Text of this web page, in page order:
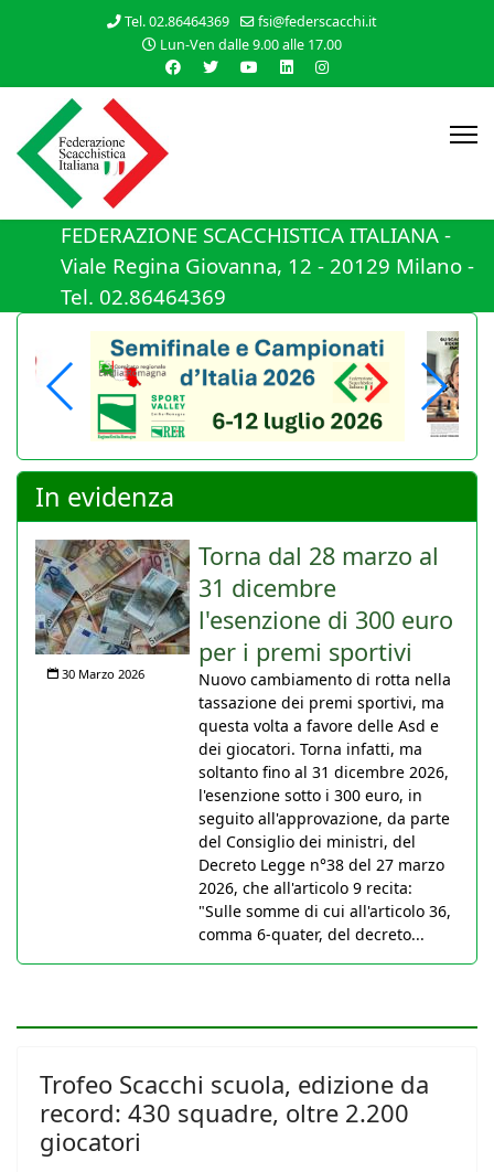
Tel. 02.86464369
fsi@federscacchi.it
Lun-Ven dalle 9.00 alle 17.00
FEDERAZIONE SCACCHISTICA ITALIANA -
Viale Regina Giovanna, 12 - 20129 Milano -
Tel. 02.86464369
In evidenza
30 Marzo 2026
Torna dal 28 marzo al
31 dicembre
l'esenzione di 300 euro
per i premi sportivi
Nuovo cambiamento di rotta nella
tassazione dei premi sportivi, ma
questa volta a favore delle Asd e
dei giocatori. Torna infatti, ma
soltanto fino al 31 dicembre 2026,
l'esenzione sotto i 300 euro, in
seguito all'approvazione, da parte
del Consiglio dei ministri, del
Decreto Legge n°38 del 27 marzo
2026, che all'articolo 9 recita:
"Sulle somme di cui all'articolo 36,
comma 6-quater, del decreto...
Trofeo Scacchi scuola, edizione da
record: 430 squadre, oltre 2.200
giocatori